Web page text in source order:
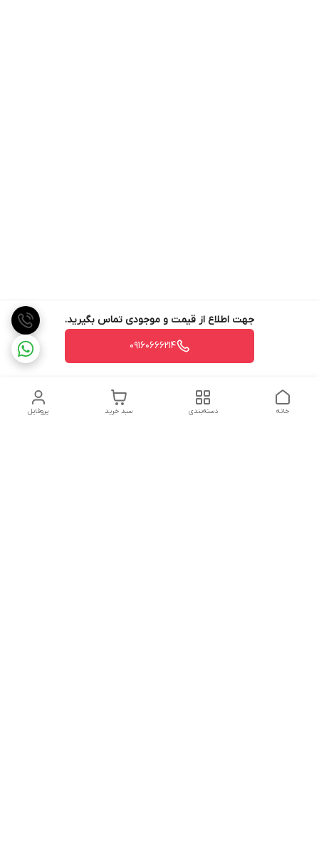
جهت اطلاع از قیمت و موجودی تماس بگیرید.
09160666214
پروفایل سبد خرید دسته‌بندی خانه